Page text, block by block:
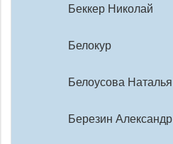
Беккер Николай
Белокур
Белоусова Наталья
Березин Александр